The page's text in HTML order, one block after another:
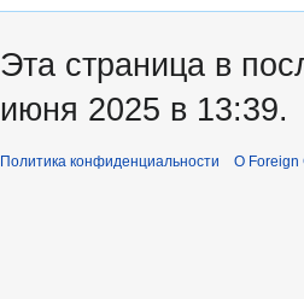
Эта страница в
июня 2025 в 13:39.
Политика конфиденциальности О Foreign